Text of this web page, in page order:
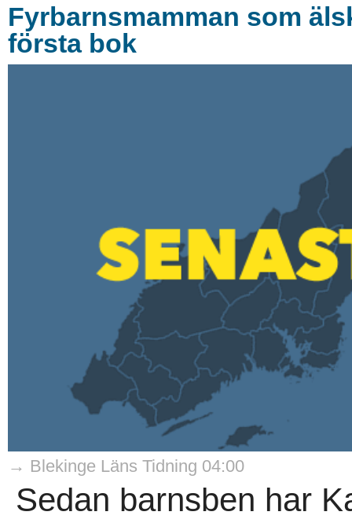
Fyrbarnsmamman som
första bok
→ Blekinge Läns Tidning 04:00
Sedan barnsben har